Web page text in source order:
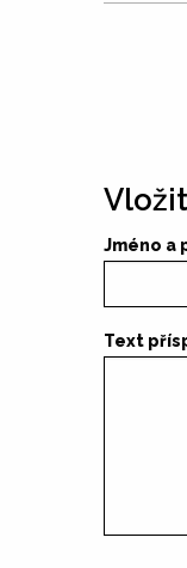
Jméno a
Text